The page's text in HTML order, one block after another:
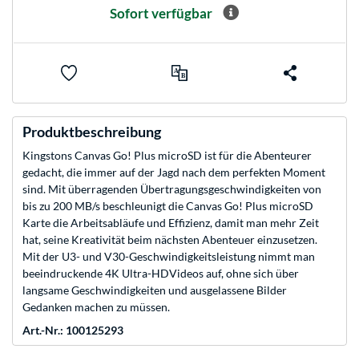
Sofort verfügbar
Produktbeschreibung
Kingstons Canvas Go! Plus microSD ist für die Abenteurer
gedacht, die immer auf der Jagd nach dem perfekten Moment
sind. Mit überragenden Übertragungsgeschwindigkeiten von
bis zu 200 MB/s beschleunigt die Canvas Go! Plus microSD
Karte die Arbeitsabläufe und Effizienz, damit man mehr Zeit
hat, seine Kreativität beim nächsten Abenteuer einzusetzen.
Mit der U3- und V30-Geschwindigkeitsleistung nimmt man
beeindruckende 4K Ultra-HDVideos auf, ohne sich über
langsame Geschwindigkeiten und ausgelassene Bilder
Gedanken machen zu müssen.
Art.-Nr.: 100125293